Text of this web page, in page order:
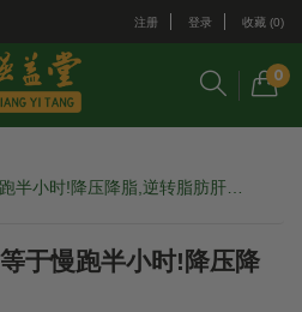
注册 登录 收藏 (0)
0
半小时!降压降脂,逆转脂肪肝…
于慢跑半小时!降压降